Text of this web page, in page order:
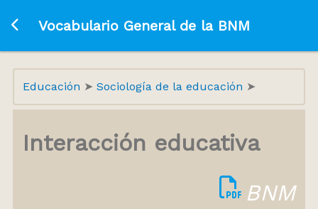
Ir a la página principal
Vocabulario General de la BNM
Educación Sociología de la educación
Interacción educativa
BNM